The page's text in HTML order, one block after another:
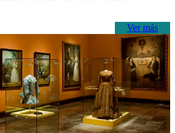
Ver más